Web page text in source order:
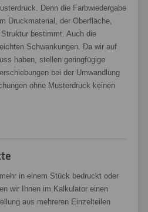
Denn die Farbwiedergabe
Druckmaterial, der Oberfläche,
bestimmt. Auch die
Schwankungen. Da wir auf
haben, stellen geringfügige
bei der Umwandlung
ohne Musterdruck keinen
in einem Stück bedruckt oder
wir Ihnen im Kalkulator einen
aus mehreren Einzelteilen